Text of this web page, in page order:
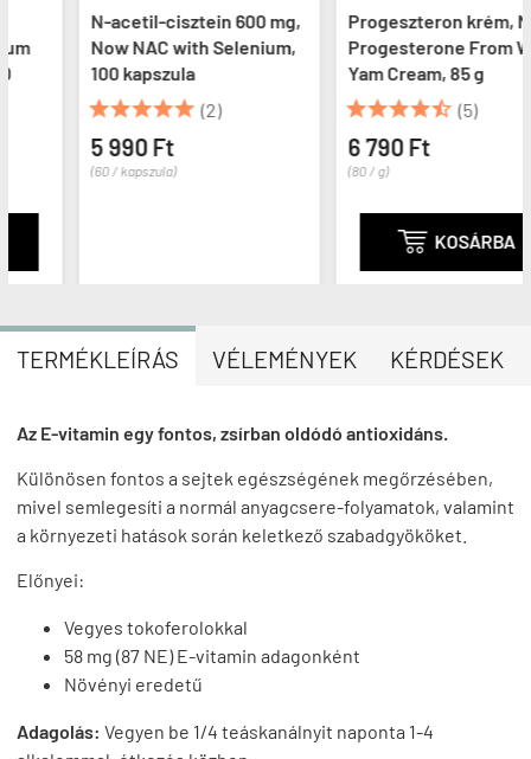
N-acetil-cisztein 600 mg,
Now NAC with Selenium,
100 kapszula
(2)
5 990 Ft
(60 / kapszula)
Progeszteron krém, Now
Progesterone From Wild
Yam Cream, 85 g
(5)
6 790 Ft
KOSÁRBA
TERMÉKLEÍRÁS VÉLEMÉNYEK KÉRDÉSEK
Az E-vitamin egy fontos, zsírban oldódó antioxidáns.
Különösen fontos a sejtek egészségének megőrzésében,
mivel semlegesíti a normál anyagcsere-folyamatok, valamint
a környezeti hatások során keletkező szabadgyököket.
Előnyei:
Vegyes tokoferolokkal
58 mg (87 NE) E-vitamin adagonként
Növényi eredetű
Adagolás: Vegyen be 1/4 teáskanálnyit naponta 1-4